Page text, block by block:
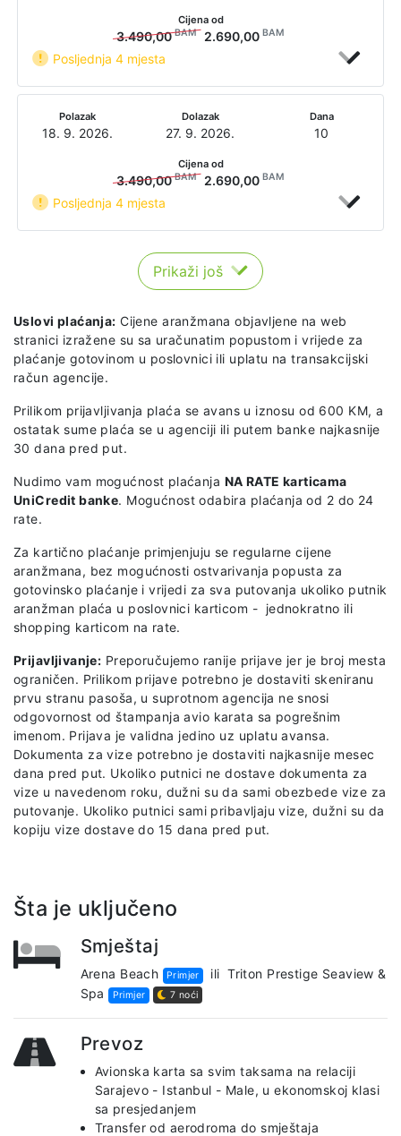
Posljednja 4 mjesta
Cijena od
3.490,00BAM 2.690,00 BAM
Polazak
18. 9. 2026.
Dolazak
27. 9. 2026.
Dana
10
Posljednja 4 mjesta
Cijena od
3.490,00BAM 2.690,00 BAM
Prikaži još
Uslovi plaćanja: Cijene aranžmana objavljene na web
stranici izražene su sa uračunatim popustom i vrijede za
plaćanje gotovinom u poslovnici ili uplatu na transakcijski
račun agencije.
Prilikom prijavljivanja plaća se avans u iznosu od 600 KM, a
ostatak sume plaća se u agenciji ili putem banke najkasnije
30 dana pred put.
Nudimo vam mogućnost plaćanja NA RATE karticama
UniCredit banke. Mogućnost odabira plaćanja od 2 do 24
rate.
Za kartično plaćanje primjenjuju se regularne cijene
aranžmana, bez mogućnosti ostvarivanja popusta za
gotovinsko plaćanje i vrijedi za sva putovanja ukoliko putnik
aranžman plaća u poslovnici karticom - jednokratno ili
shopping karticom na rate.
Prijavljivanje: Preporučujemo ranije prijave jer je broj mesta
ograničen. Prilikom prijave potrebno je dostaviti skeniranu
prvu stranu pasoša, u suprotnom agencija ne snosi
odgovornost od štampanja avio karata sa pogrešnim
imenom. Prijava je validna jedino uz uplatu avansa.
Dokumenta za vize potrebno je dostaviti najkasnije mesec
dana pred put. Ukoliko putnici ne dostave dokumenta za
vize u navedenom roku, dužni su da sami obezbede vize za
putovanje. Ukoliko putnici sami pribavljaju vize, dužni su da
kopiju vize dostave do 15 dana pred put.
Šta je uključeno
Smještaj
Arena Beach Primjer ili Triton Prestige Seaview &
Spa
Primjer 7 noći
Prevoz
Avionska karta sa svim taksama na relaciji
Sarajevo - Istanbul - Male, u ekonomskoj klasi
sa presjedanjem
Transfer od aerodroma do smještaja